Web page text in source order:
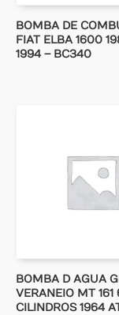
BOMBA DE
FIAT ELBA 1600
1994 – BC340
BOMBA D AGUA
VERANEIO MT 161
CILINDROS 1964